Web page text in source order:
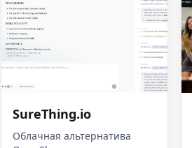
SureThing.io
Облачная альтернатива